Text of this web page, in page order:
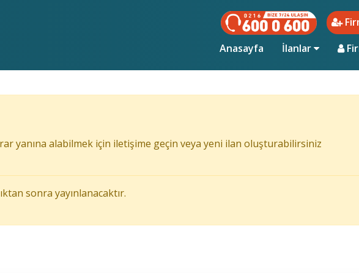
Anasayfa (current)
İlanlar
yanına alabilmek için iletişime geçin veya yeni ilan oluşturabilirsiniz
sonra yayınlanacaktır.